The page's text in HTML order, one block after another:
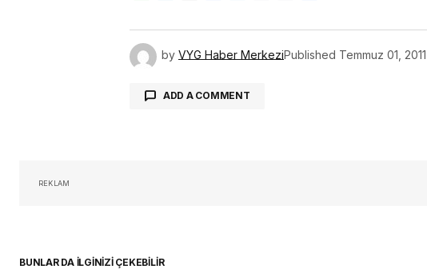
by VYG Haber MerkeziPublished Temmuz 01, 2011
ADD A COMMENT
REKLAM
BUNLAR DA İLGİNİZİ ÇEKEBİLİR